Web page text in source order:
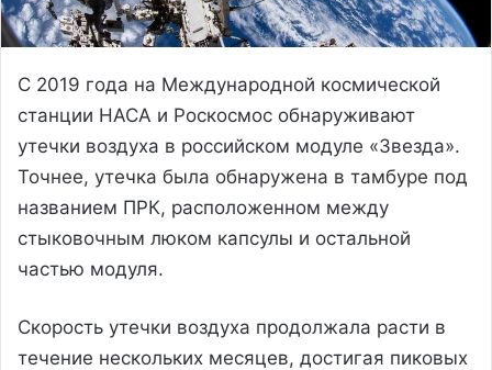
С 2019 года на Международной космической
станции НАСА и Роскосмос обнаруживают
утечки воздуха в российском модуле «Звезда».
Точнее, утечка была обнаружена в тамбуре под
названием ПРК, расположенном между
стыковочным люком капсулы и остальной
частью модуля.
Скорость утечки воздуха продолжала расти в
течение нескольких месяцев, достигая пиковых